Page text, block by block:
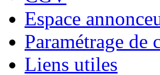
Espace
Paramétrage de
Liens utiles